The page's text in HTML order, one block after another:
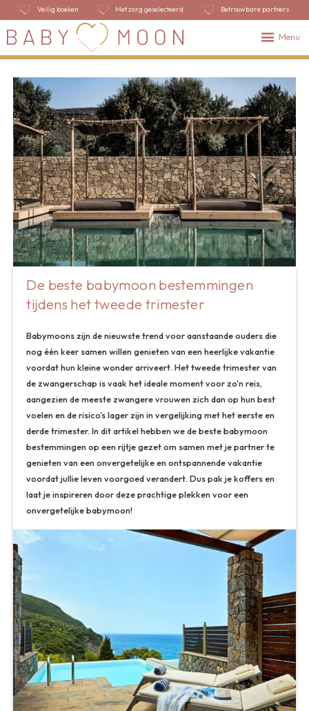
Veilig boeken Met zorg geselecteerd Betrouwbare partners
Menu
De beste babymoon bestemmingen
tijdens het tweede trimester
Babymoons zijn de nieuwste trend voor aanstaande ouders die
nog één keer samen willen genieten van een heerlijke vakantie
voordat hun kleine wonder arriveert. Het tweede trimester van
de zwangerschap is vaak het ideale moment voor zo'n reis,
aangezien de meeste zwangere vrouwen zich dan op hun best
voelen en de risico's lager zijn in vergelijking met het eerste en
derde trimester. In dit artikel hebben we de beste babymoon
bestemmingen op een rijtje gezet om samen met je partner te
genieten van een onvergetelijke en ontspannende vakantie
voordat jullie leven voorgoed verandert. Dus pak je koffers en
laat je inspireren door deze prachtige plekken voor een
onvergetelijke babymoon!